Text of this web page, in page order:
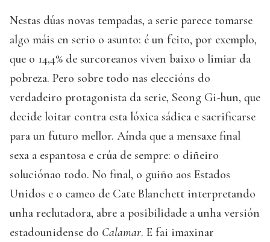
Nestas dúas novas tempadas, a serie parece tomarse
algo máis en serio o asunto: é un feito, por exemplo,
que o 14,4% de surcoreanos viven baixo o limiar da
pobreza. Pero sobre todo nas eleccións do
verdadeiro protagonista da serie, Seong Gi-hun, que
decide loitar contra esta lóxica sádica e sacrificarse
para un futuro mellor. Aínda que a mensaxe final
sexa a espantosa e crúa de sempre: o diñeiro
soluciónao todo. No final, o guiño aos Estados
Unidos e o cameo de Cate Blanchett interpretando
unha reclutadora, abre a posibilidade a unha versión
estadounidense do Calamar. E fai imaxinar